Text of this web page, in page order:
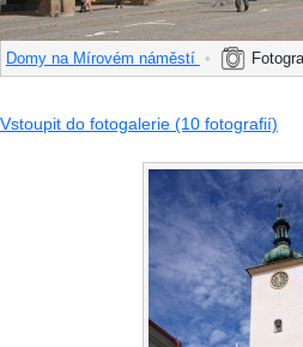
Domy na Mírovém náměstí •
Vstoupit do fotogalerie (10 fotografií)